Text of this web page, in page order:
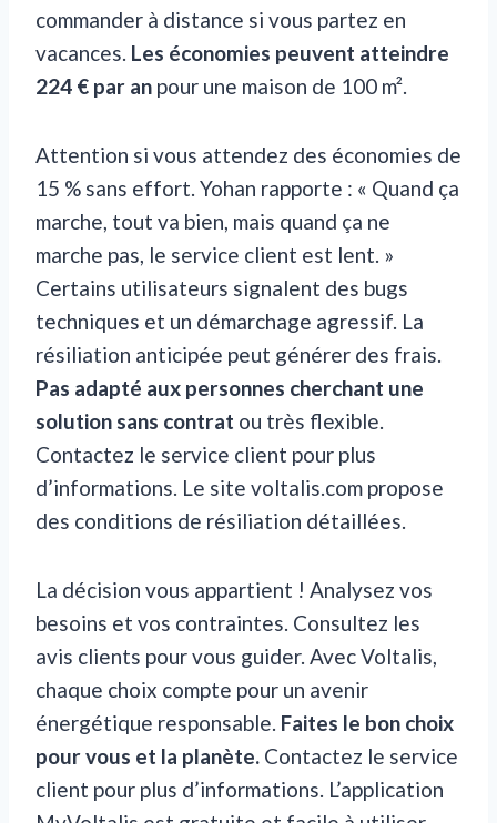
commander à distance si vous partez en
vacances. Les économies peuvent atteindre
224 € par an pour une maison de 100 m².
Attention si vous attendez des économies de
15 % sans effort. Yohan rapporte : « Quand ça
marche, tout va bien, mais quand ça ne
marche pas, le service client est lent. »
Certains utilisateurs signalent des bugs
techniques et un démarchage agressif. La
résiliation anticipée peut générer des frais.
Pas adapté aux personnes cherchant une
solution sans contrat ou très flexible.
Contactez le service client pour plus
d’informations. Le site voltalis.com propose
des conditions de résiliation détaillées.
La décision vous appartient ! Analysez vos
besoins et vos contraintes. Consultez les
avis clients pour vous guider. Avec Voltalis,
chaque choix compte pour un avenir
énergétique responsable. Faites le bon choix
pour vous et la planète. Contactez le service
client pour plus d’informations. L’application